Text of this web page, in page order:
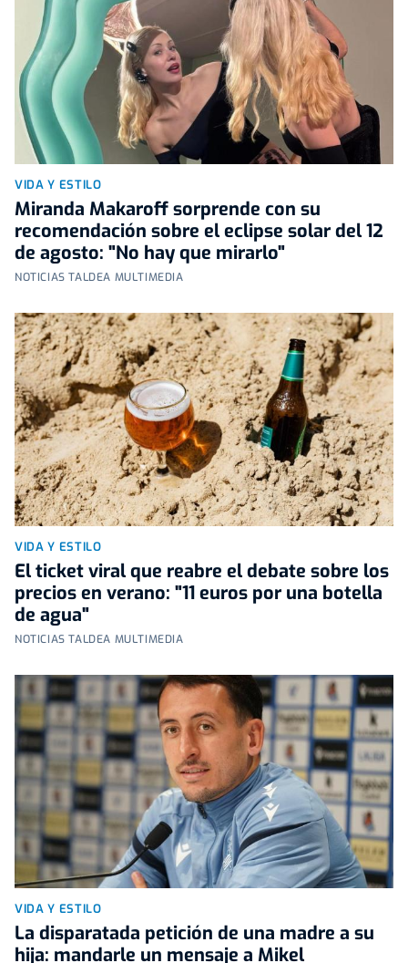
VIDA Y ESTILO
Miranda Makaroff sorprende con su
recomendación sobre el eclipse solar del 12
de agosto: "No hay que mirarlo"
NOTICIAS TALDEA MULTIMEDIA
VIDA Y ESTILO
El ticket viral que reabre el debate sobre los
precios en verano: "11 euros por una botella
de agua"
NOTICIAS TALDEA MULTIMEDIA
VIDA Y ESTILO
La disparatada petición de una madre a su
hija: mandarle un mensaje a Mikel